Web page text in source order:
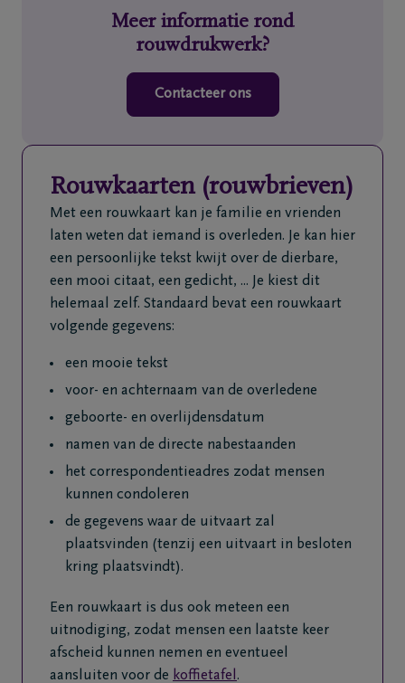
Meer informatie rond
rouwdrukwerk?
Contacteer ons
Rouwkaarten (rouwbrieven)
Met een rouwkaart kan je familie en vrienden
laten weten dat iemand is overleden. Je kan hier
een persoonlijke tekst kwijt over de dierbare,
een mooi citaat, een gedicht, ... Je kiest dit
helemaal zelf. Standaard bevat een rouwkaart
volgende gegevens:
een mooie tekst
voor- en achternaam van de overledene
geboorte- en overlijdensdatum
namen van de directe nabestaanden
het correspondentieadres zodat mensen
kunnen condoleren
de gegevens waar de uitvaart zal
plaatsvinden (tenzij een uitvaart in besloten
kring plaatsvindt).
Een rouwkaart is dus ook meteen een
uitnodiging, zodat mensen een laatste keer
afscheid kunnen nemen en eventueel
aansluiten voor de koffietafel.